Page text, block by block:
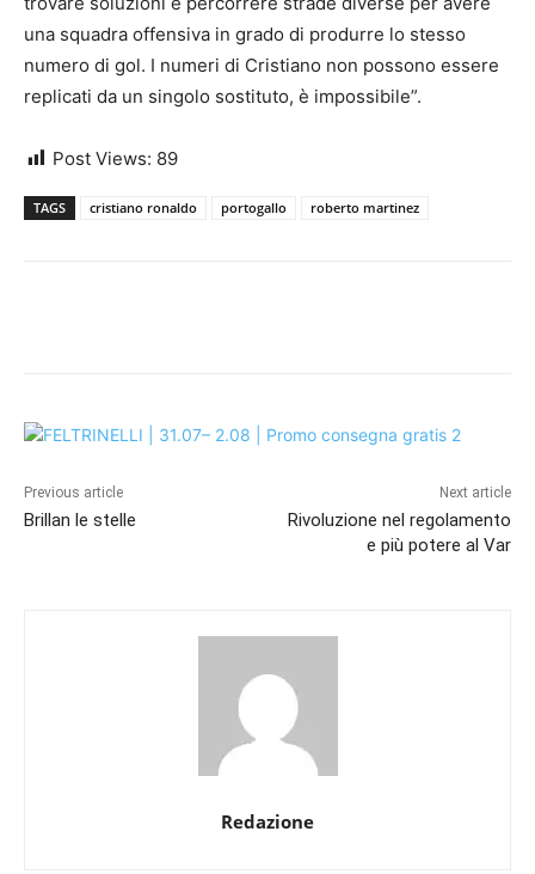
una squadra offensiva in grado di produrre lo stesso
numero di gol. I numeri di Cristiano non possono essere
replicati da un singolo sostituto, è impossibile”.
Post Views: 89
TAGS cristiano ronaldo portogallo roberto martinez
Previous article
Brillan le stelle
Next article
Rivoluzione nel regolamento
e più potere al Var
Redazione